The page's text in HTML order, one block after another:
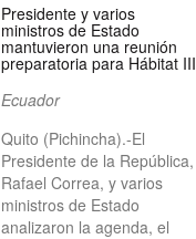
Presidente y varios
ministros de Estado
mantuvieron una reunión
preparatoria para Hábitat III
Ecuador
Quito (Pichincha).-El
Presidente de la República,
Rafael Correa, y varios
ministros de Estado
analizaron la agenda, el